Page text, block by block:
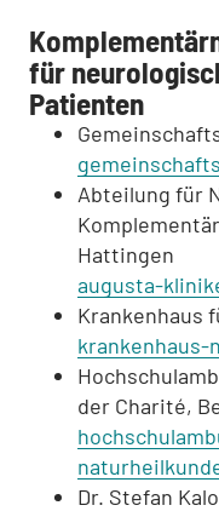
für
Patienten
Abteilung für
Hattingen
augusta-
Krankenhaus
krankenhaus-
der Charité,
Dr. Stefan